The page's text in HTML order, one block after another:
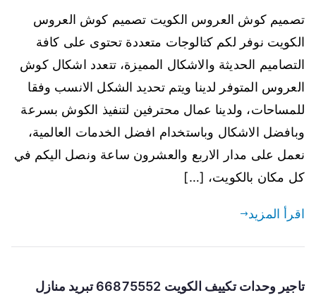
تصميم كوش العروس الكويت تصميم كوش العروس
الكويت نوفر لكم كتالوجات متعددة تحتوى على كافة
التصاميم الحديثة والاشكال المميزة، تتعدد اشكال كوش
العروس المتوفر لدينا ويتم تحديد الشكل الانسب وفقا
للمساحات، ولدينا عمال محترفين لتنفيذ الكوش بسرعة
وبافضل الاشكال وباستخدام افضل الخدمات العالمية،
نعمل على مدار الاربع والعشرون ساعة ونصل اليكم في
كل مكان بالكويت، […]
اقرأ المزيد
تاجير وحدات تكييف الكويت 66875552 تبريد منازل